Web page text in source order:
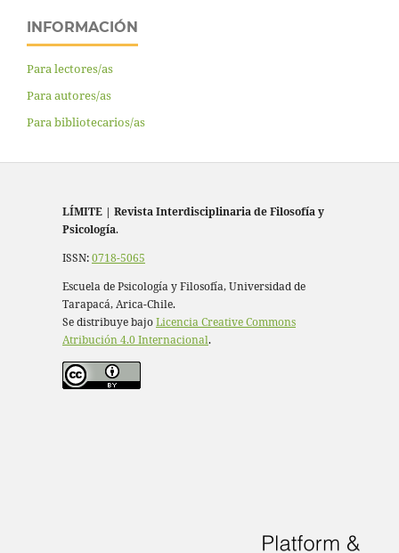
INFORMACIÓN
Para lectores/as
Para autores/as
Para bibliotecarios/as
LÍMITE | Revista Interdisciplinaria de Filosofía y
Psicología.
ISSN:0718-5065
Escuela de Psicología y Filosofía, Universidad de
Tarapacá, Arica-Chile.
Se distribuye bajoLicencia Creative Commons
Atribución 4.0 Internacional.